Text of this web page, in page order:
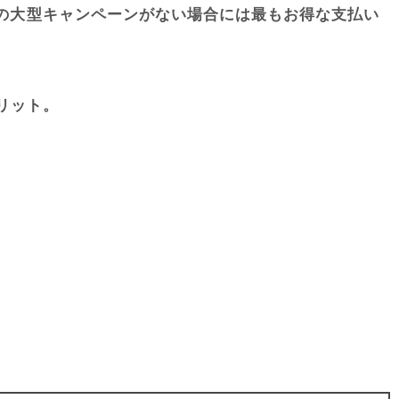
型キャンペーンがない場合には最もお得な支払い
ト。